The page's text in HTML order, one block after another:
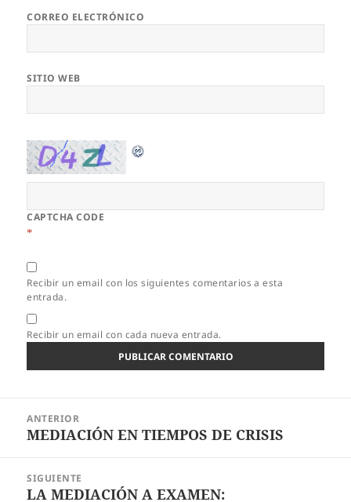
CORREO ELECTRÓNICO
SITIO WEB
CAPTCHA CODE
*
Recibir un email con los siguientes comentarios a esta
entrada.
Recibir un email con cada nueva entrada.
entradas
ANTERIOR
Entrada
MEDIACIÓN EN TIEMPOS DE CRISIS
SIGUIENTE
Entrada
LA MEDIACIÓN A EXAMEN: